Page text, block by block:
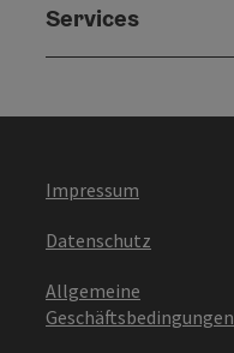
Services
Impressum
Datenschutz
Allgemeine
Geschäftsbedingungen